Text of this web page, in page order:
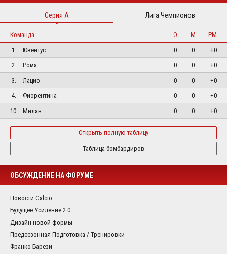
Серия А Лига Чемпионов
Команда О М
РМ
1.
Ювентус 0 0
+0
2.
Рома 0 0
+0
3.
Лацио 0 0
+0
4.
Фиорентина 0 0
+0
10.
Милан 0 0 +0
Открыть полную таблицу
Таблица бомбардиров
ОБСУЖДЕНИЕ НА ФОРУМЕ
Новости Calcio
Будущее Усиление 2.0
Дизайн новой формы
Предсезонная Подготовка / Тренировки
Франко Барези